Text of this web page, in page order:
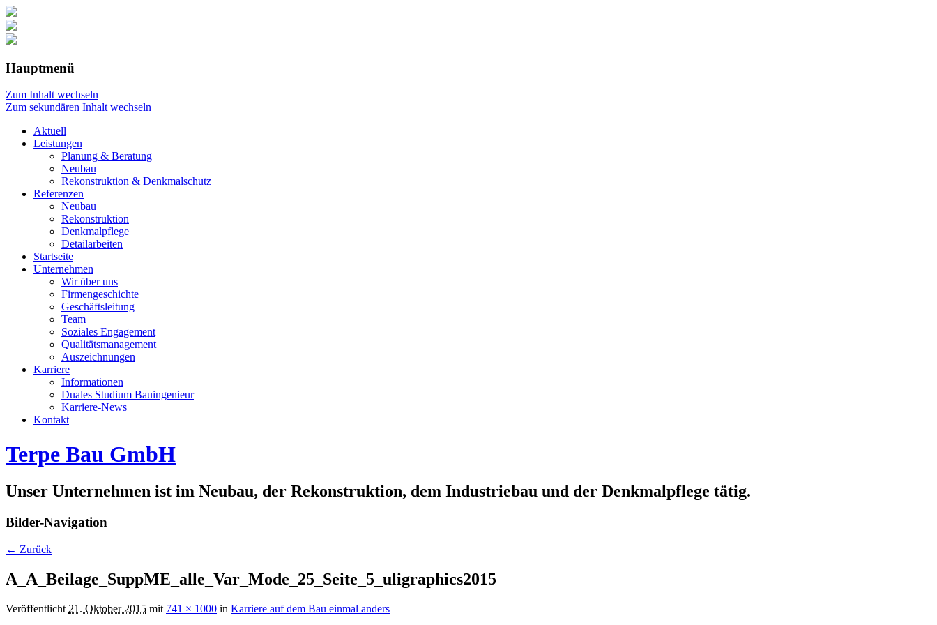
Hauptmenü
Zum Inhalt wechseln
Zum sekundären Inhalt wechseln
Aktuell
Leistungen
Planung & Beratung
Neubau
Rekonstruktion & Denkmalschutz
Referenzen
Neubau
Rekonstruktion
Denkmalpflege
Detailarbeiten
Startseite
Unternehmen
Wir über uns
Firmengeschichte
Geschäftsleitung
Team
Soziales Engagement
Qualitätsmanagement
Auszeichnungen
Karriere
Informationen
Duales Studium Bauingenieur
Karriere-News
Kontakt
Terpe Bau GmbH
Unser Unternehmen ist im Neubau, der Rekonstruktion, dem Industriebau und der Denkmalpflege tätig.
Bilder-Navigation
← Zurück
A_A_Beilage_SuppME_alle_Var_Mode_25_Seite_5_uligraphics2015
Veröffentlicht 21. Oktober 2015 mit 741 × 1000 in Karriere auf dem Bau einmal anders